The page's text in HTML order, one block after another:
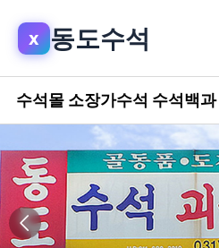
x 동도수석
수석몰 소장가수석 수석백과